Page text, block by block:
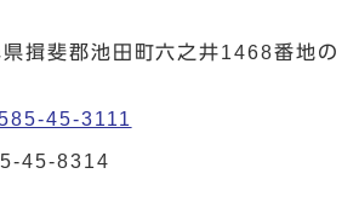
揖斐郡池田町六之井1468番地の
45-3111
45-8314